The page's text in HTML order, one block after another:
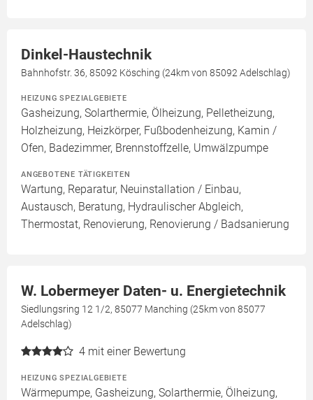
Dinkel-Haustechnik
Bahnhofstr. 36, 85092 Kösching (24km von 85092 Adelschlag)
HEIZUNG SPEZIALGEBIETE
Gasheizung, Solarthermie, Ölheizung, Pelletheizung,
Holzheizung, Heizkörper, Fußbodenheizung, Kamin /
Ofen, Badezimmer, Brennstoffzelle, Umwälzpumpe
ANGEBOTENE TÄTIGKEITEN
Wartung, Reparatur, Neuinstallation / Einbau,
Austausch, Beratung, Hydraulischer Abgleich,
Thermostat, Renovierung, Renovierung / Badsanierung
W. Lobermeyer Daten- u. Energietechnik
Siedlungsring 12 1/2, 85077 Manching (25km von 85077
Adelschlag)
4 mit einer Bewertung
HEIZUNG SPEZIALGEBIETE
Wärmepumpe, Gasheizung, Solarthermie, Ölheizung,